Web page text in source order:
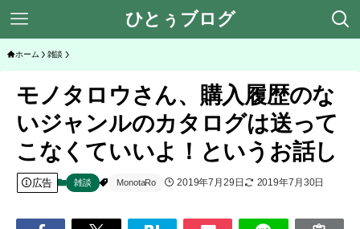
ひとぅブログ
ホーム 雑談
モノタロウさん、購入履歴のな
いジャンルのカタログは送って
こなくていいよ！というお話し
広告 雑談 MonotaRo 2019年7月29日 2019年7月30日